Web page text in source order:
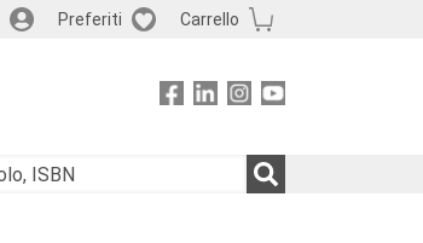
Preferiti Carrello